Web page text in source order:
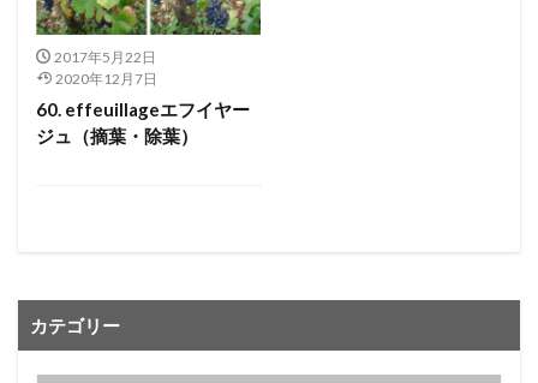
2017年5月22日
2020年12月7日
60. effeuillageエフイヤー
ジュ（摘葉・除葉）
カテゴリー